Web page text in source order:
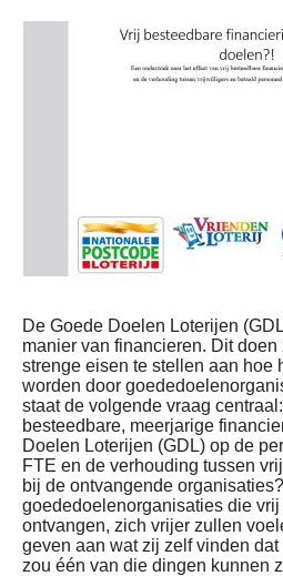
De Goede Doelen Loterijen
manier van financieren. Dit
strenge eisen te stellen aan hoe
worden door
staat de volgende vraag
besteedbare, meerjarige
Doelen Loterijen (GDL) op de
FTE en de verhouding tussen
bij de ontvangende
goededoelenorganisaties die
ontvangen, zich vrijer zullen
geven aan wat zij zelf vinden
zou één van die dingen kunnen